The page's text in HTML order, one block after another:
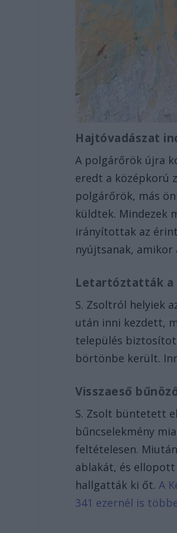
Hajtóvadászat
A polgárőrök újra
eredt a középkorú
polgárőrök, más
küldtek. Mindezek
irányítottak az
nyújtsanak,
Letartóztatták
S. Zsoltról helyiek
után inni kezdett,
település
börtönbe került.
Visszaeső
S. Zsolt büntetett
bűncselekmény
feltételesen.
ablakát, és
hallgatták ki őt.A
341 ezernél is